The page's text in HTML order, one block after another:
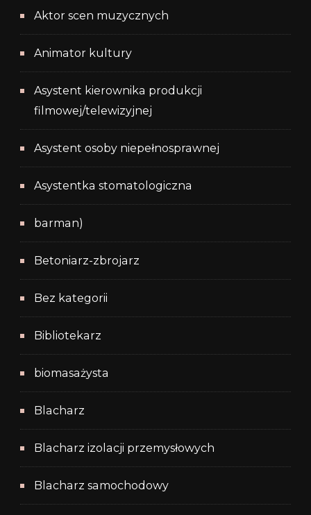
Aktor scen muzycznych
Animator kultury
Asystent kierownika produkcji
filmowej/telewizyjnej
Asystent osoby niepełnosprawnej
Asystentka stomatologiczna
barman)
Betoniarz-zbrojarz
Bez kategorii
Bibliotekarz
biomasażysta
Blacharz
Blacharz izolacji przemysłowych
Blacharz samochodowy